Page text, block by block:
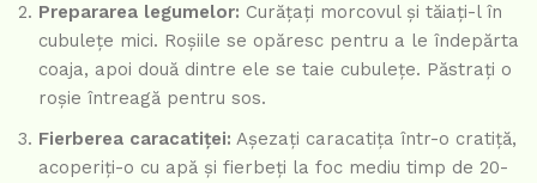
Prepararea legumelor: Curățați morcovul și tăiați-l în
cubulețe mici. Roșiile se opăresc pentru a le îndepărta
coaja, apoi două dintre ele se taie cubulețe. Păstrați o
roșie întreagă pentru sos.
Fierberea caracatiței: Așezați caracatița într-o cratiță,
acoperiți-o cu apă și fierbeți la foc mediu timp de 20-